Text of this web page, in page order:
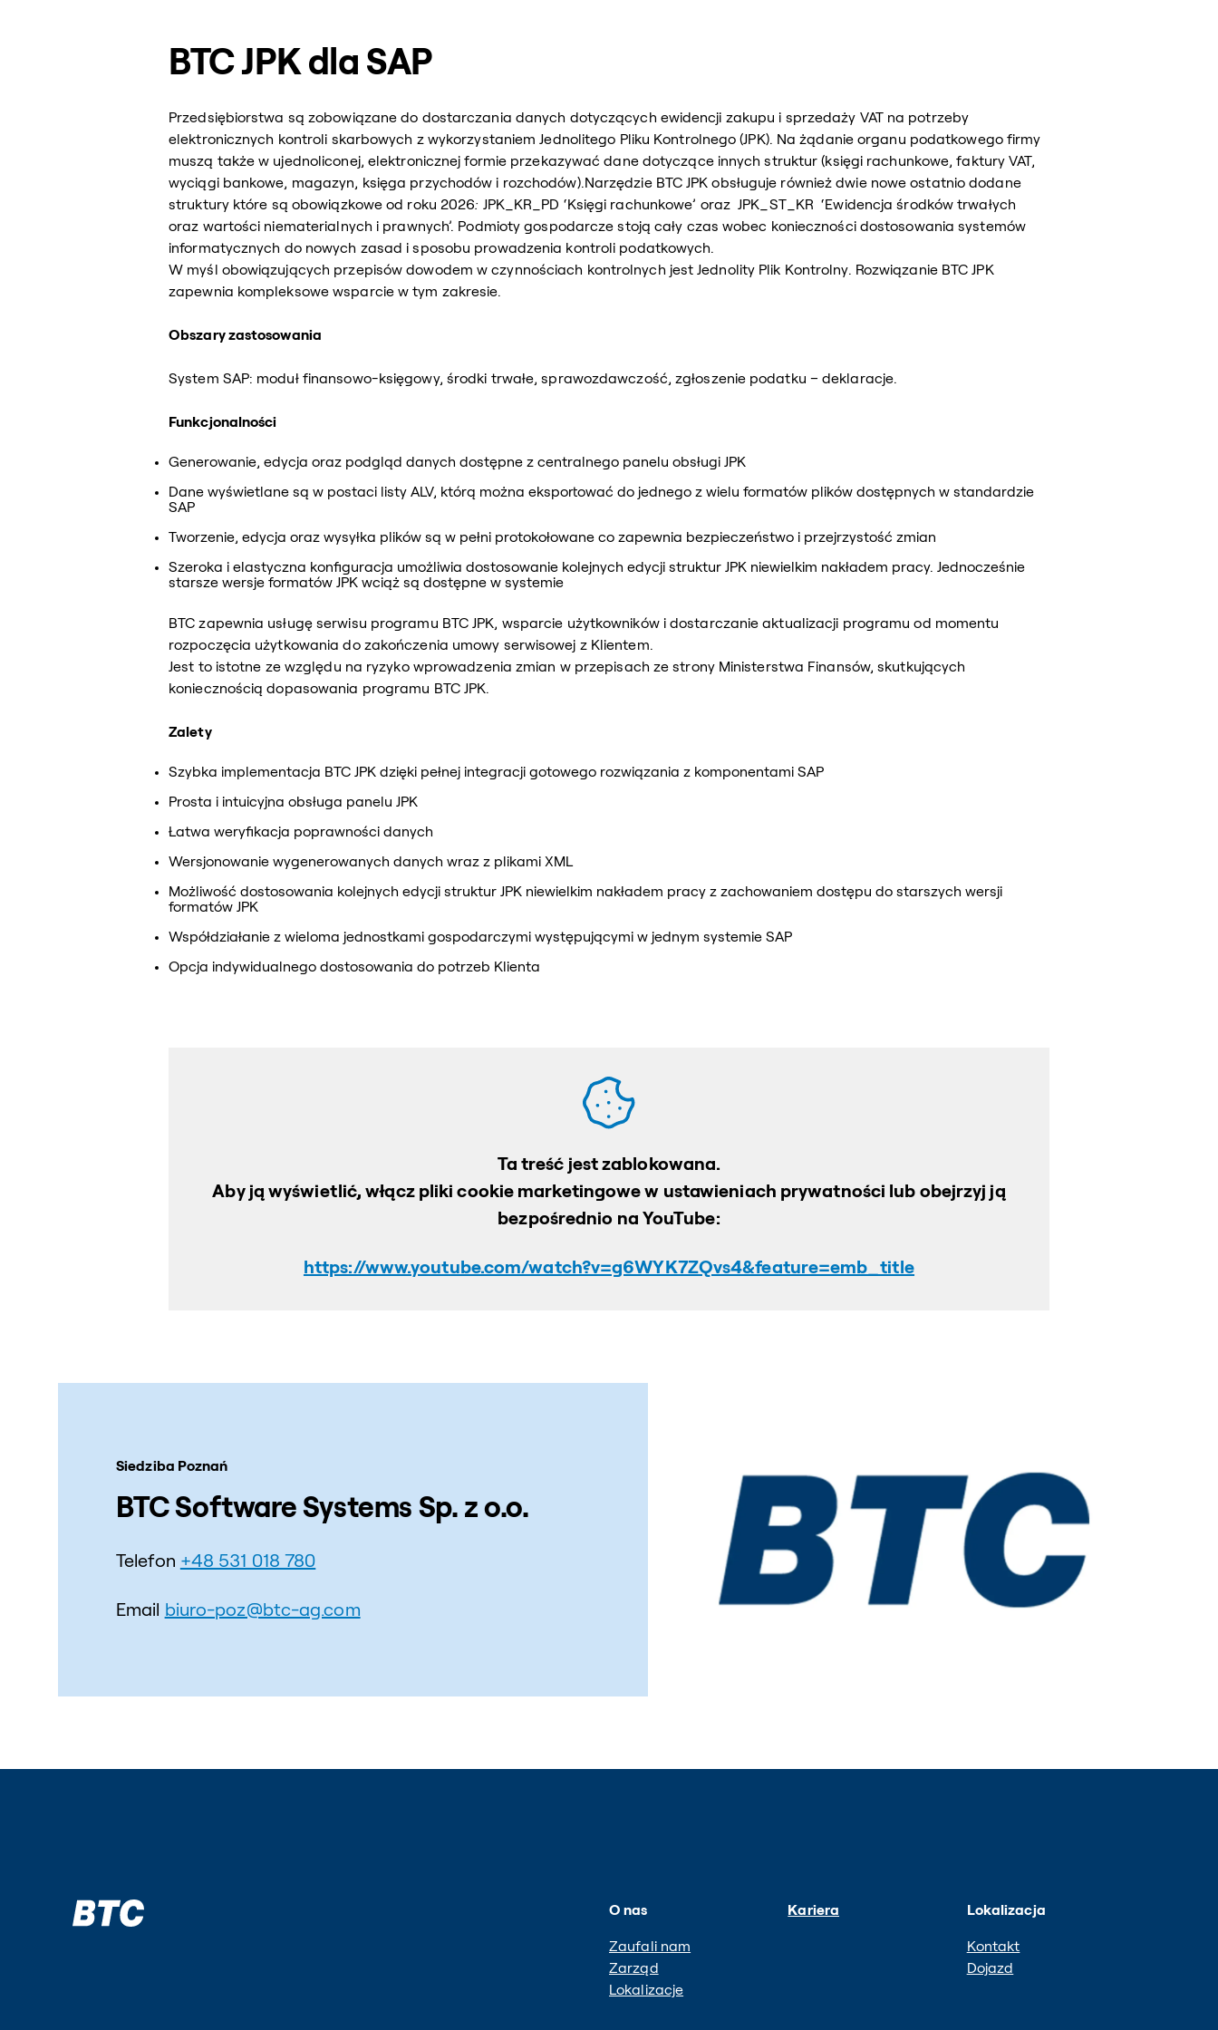
BTC JPK dla SAP
Przedsiębiorstwa są zobowiązane do dostarczania danych dotyczących ewidencji zakupu i sprzedaży VAT na potrzeby
elektronicznych kontroli skarbowych z wykorzystaniem Jednolitego Pliku Kontrolnego (JPK). Na żądanie organu podatkowego firmy
muszą także w ujednoliconej, elektronicznej formie przekazywać dane dotyczące innych struktur (księgi rachunkowe, faktury VAT,
wyciągi bankowe, magazyn, księga przychodów i rozchodów).Narzędzie BTC JPK obsługuje również dwie nowe ostatnio dodane
struktury które są obowiązkowe od roku 2026: JPK_KR_PD ‘Księgi rachunkowe’ oraz JPK_ST_KR ‘Ewidencja środków trwałych
oraz wartości niematerialnych i prawnych’. Podmioty gospodarcze stoją cały czas wobec konieczności dostosowania systemów
informatycznych do nowych zasad i sposobu prowadzenia kontroli podatkowych.
W myśl obowiązujących przepisów dowodem w czynnościach kontrolnych jest Jednolity Plik Kontrolny. Rozwiązanie BTC JPK
zapewnia kompleksowe wsparcie w tym zakresie.
Obszary zastosowania
System SAP: moduł finansowo-księgowy, środki trwałe, sprawozdawczość, zgłoszenie podatku – deklaracje.
Funkcjonalności
Generowanie, edycja oraz podgląd danych dostępne z centralnego panelu obsługi JPK
Dane wyświetlane są w postaci listy ALV, którą można eksportować do jednego z wielu formatów plików dostępnych w standardzie
SAP
Tworzenie, edycja oraz wysyłka plików są w pełni protokołowane co zapewnia bezpieczeństwo i przejrzystość zmian
Szeroka i elastyczna konfiguracja umożliwia dostosowanie kolejnych edycji struktur JPK niewielkim nakładem pracy. Jednocześnie
starsze wersje formatów JPK wciąż są dostępne w systemie
BTC zapewnia usługę serwisu programu BTC JPK, wsparcie użytkowników i dostarczanie aktualizacji programu od momentu
rozpoczęcia użytkowania do zakończenia umowy serwisowej z Klientem.
Jest to istotne ze względu na ryzyko wprowadzenia zmian w przepisach ze strony Ministerstwa Finansów, skutkujących
koniecznością dopasowania programu BTC JPK.
Zalety
Szybka implementacja BTC JPK dzięki pełnej integracji gotowego rozwiązania z komponentami SAP
Prosta i intuicyjna obsługa panelu JPK
Łatwa weryfikacja poprawności danych
Wersjonowanie wygenerowanych danych wraz z plikami XML
Możliwość dostosowania kolejnych edycji struktur JPK niewielkim nakładem pracy z zachowaniem dostępu do starszych wersji
formatów JPK
Współdziałanie z wieloma jednostkami gospodarczymi występującymi w jednym systemie SAP
Opcja indywidualnego dostosowania do potrzeb Klienta
Ta treść jest zablokowana.
Aby ją wyświetlić, włącz pliki cookie marketingowe w ustawieniach prywatności lub obejrzyj ją
bezpośrednio na YouTube:
https://www.youtube.com/watch?v=g6WYK7ZQvs4&feature=emb_title
Siedziba Poznań
BTC Software Systems Sp. z o.o.
Telefon +48 531 018 780
Email biuro-poz@btc-ag.com
O nas
Zaufali nam
Zarząd
Lokalizacje
Kariera Lokalizacja
Kontakt
Dojazd